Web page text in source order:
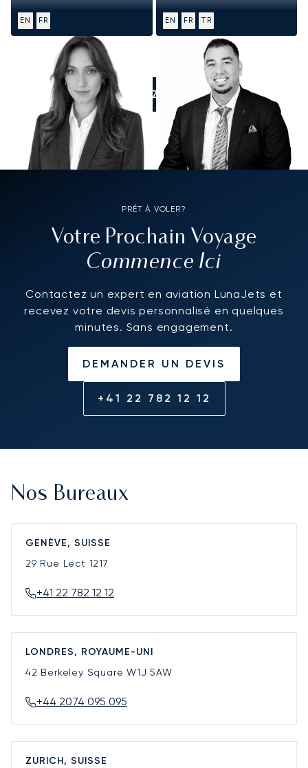
EN FR EN FR TR
APPELEZ-NOUS
PRÊT À VOLER?
Votre Prochain Voyage
Commence Ici
Contactez un expert en aviation LunaJets et
recevez votre devis personnalisé en quelques
minutes. Sans engagement.
DEMANDER UN DEVIS
+41 22 782 12 12
Nos Bureaux
GENÈVE, SUISSE
29 Rue Lect 1217
+41 22 782 12 12
LONDRES, ROYAUME-UNI
42 Berkeley SquareW1J 5AW
+44 2074 095 095
ZURICH, SUISSE